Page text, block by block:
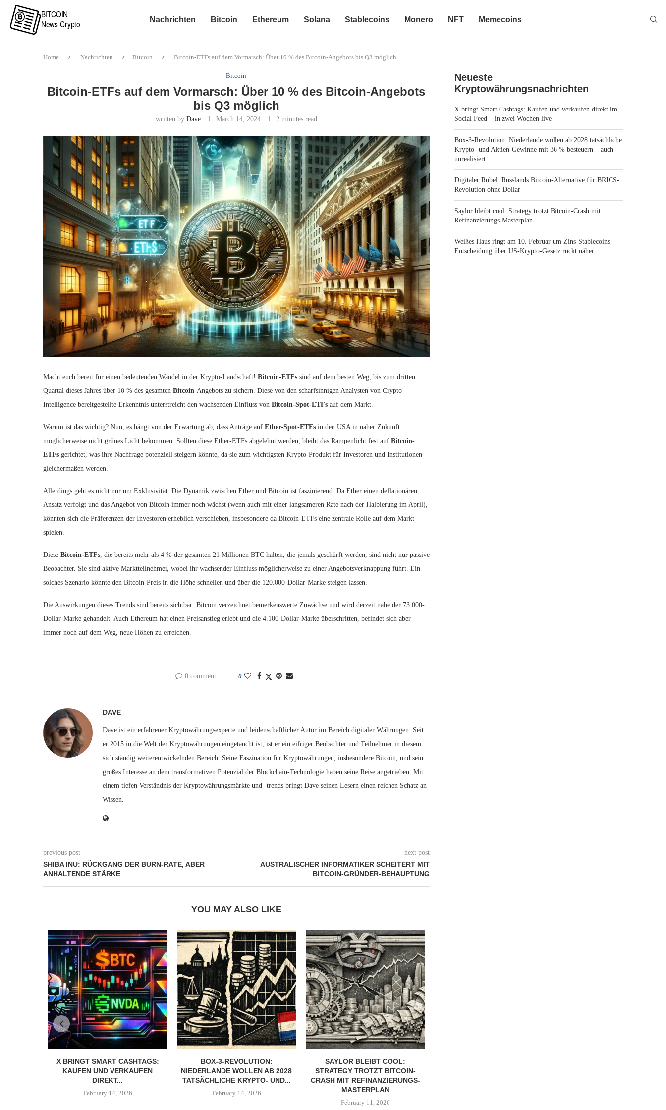
Nachrichten Bitcoin Ethereum Solana Stablecoins Monero NFT Memecoins
Home Nachrichten Bitcoin Bitcoin-ETFs auf dem Vormarsch: Über 10 % des Bitcoin-Angebots bis Q3 möglich
Bitcoin
Bitcoin-ETFs auf dem Vormarsch: Über 10 % des Bitcoin-Angebots
bis Q3 möglich
written by Dave March 14, 2024 2 minutes read
Macht euch bereit für einen bedeutenden Wandel in der Krypto-Landschaft! Bitcoin-ETFs sind auf dem besten Weg, bis zum dritten
Quartal dieses Jahres über 10 % des gesamten Bitcoin-Angebots zu sichern. Diese von den scharfsinnigen Analysten von Crypto
Intelligence bereitgestellte Erkenntnis unterstreicht den wachsenden Einfluss von Bitcoin-Spot-ETFs auf dem Markt.
Warum ist das wichtig? Nun, es hängt von der Erwartung ab, dass Anträge auf Ether-Spot-ETFs in den USA in naher Zukunft
möglicherweise nicht grünes Licht bekommen. Sollten diese Ether-ETFs abgelehnt werden, bleibt das Rampenlicht fest auf Bitcoin-
ETFs gerichtet, was ihre Nachfrage potenziell steigern könnte, da sie zum wichtigsten Krypto-Produkt für Investoren und Institutionen
gleichermaßen werden.
Allerdings geht es nicht nur um Exklusivität. Die Dynamik zwischen Ether und Bitcoin ist faszinierend. Da Ether einen deflationären
Ansatz verfolgt und das Angebot von Bitcoin immer noch wächst (wenn auch mit einer langsameren Rate nach der Halbierung im April),
könnten sich die Präferenzen der Investoren erheblich verschieben, insbesondere da Bitcoin-ETFs eine zentrale Rolle auf dem Markt
spielen.
Diese Bitcoin-ETFs , die bereits mehr als 4 % der gesamten 21 Millionen BTC halten, die jemals geschürft werden, sind nicht nur passive
Beobachter. Sie sind aktive Marktteilnehmer, wobei ihr wachsender Einfluss möglicherweise zu einer Angebotsverknappung führt. Ein
solches Szenario könnte den Bitcoin-Preis in die Höhe schnellen und über die 120.000-Dollar-Marke steigen lassen.
Die Auswirkungen dieses Trends sind bereits sichtbar: Bitcoin verzeichnet bemerkenswerte Zuwächse und wird derzeit nahe der 73.000-
Dollar-Marke gehandelt. Auch Ethereum hat einen Preisanstieg erlebt und die 4.100-Dollar-Marke überschritten, befindet sich aber
immer noch auf dem Weg, neue Höhen zu erreichen.
0 comment 0
DAVE
Dave ist ein erfahrener Kryptowährungsexperte und leidenschaftlicher Autor im Bereich digitaler Währungen. Seit
er 2015 in die Welt der Kryptowährungen eingetaucht ist, ist er ein eifriger Beobachter und Teilnehmer in diesem
sich ständig weiterentwickelnden Bereich. Seine Faszination für Kryptowährungen, insbesondere Bitcoin, und sein
großes Interesse an dem transformativen Potenzial der Blockchain-Technologie haben seine Reise angetrieben. Mit
einem tiefen Verständnis der Kryptowährungsmärkte und -trends bringt Dave seinen Lesern einen reichen Schatz an
Wissen.
previous post
SHIBA INU: RÜCKGANG DER BURN-RATE, ABER
ANHALTENDE STÄRKE
next post
AUSTRALISCHER INFORMATIKER SCHEITERT MIT
BITCOIN-GRÜNDER-BEHAUPTUNG
YOU MAY ALSO LIKE
X BRINGT SMART CASHTAGS:
KAUFEN UND VERKAUFEN
DIREKT...
February 14, 2026
BOX-3-REVOLUTION:
NIEDERLANDE WOLLEN AB 2028
TATSÄCHLICHE KRYPTO- UND...
February 14, 2026
SAYLOR BLEIBT COOL:
STRATEGY TROTZT BITCOIN-
CRASH MIT REFINANZIERUNGS-
MASTERPLAN
February 11, 2026
Neueste
Kryptowährungsnachrichten
X bringt Smart Cashtags: Kaufen und verkaufen direkt im
Social Feed – in zwei Wochen live
Box-3-Revolution: Niederlande wollen ab 2028 tatsächliche
Krypto- und Aktien-Gewinne mit 36 % besteuern – auch
unrealisiert
Digitaler Rubel: Russlands Bitcoin-Alternative für BRICS-
Revolution ohne Dollar
Saylor bleibt cool: Strategy trotzt Bitcoin-Crash mit
Refinanzierungs-Masterplan
Weißes Haus ringt am 10. Februar um Zins-Stablecoins –
Entscheidung über US-Krypto-Gesetz rückt näher